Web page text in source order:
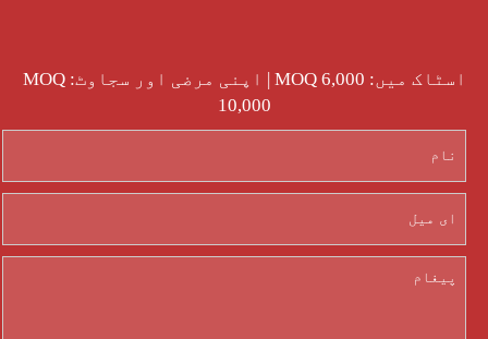
اسٹاک میں: MOQ 6,000 | اپنی مرضی اور سجاوٹ: MOQ
10,000